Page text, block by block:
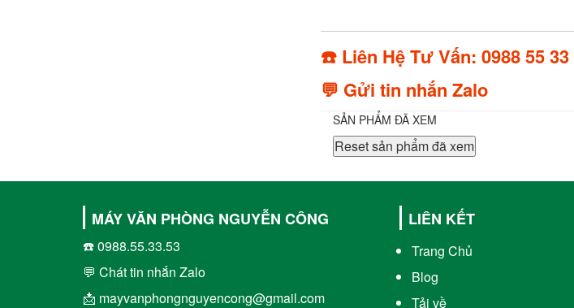
☎️ Liên Hệ Tư Vấn: 0988 55 33
💬 Gửi tin nhắn Zalo
SẢN PHẨM ĐÃ XEM
Reset sản phẩm đã xem
MÁY VĂN PHÒNG NGUYỄN CÔNG
☎️ 0988.55.33.53
💬 Chát tin nhắn Zalo
📩 mayvanphongnguyencong@gmail.com
LIÊN KẾT
Trang Chủ
Blog
Tải về